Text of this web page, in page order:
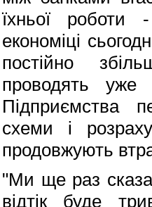
їхньої роботи
економіці
постійно
проводять уже
Підприємства
схеми і
продовжують
"Ми ще раз
відтік буде